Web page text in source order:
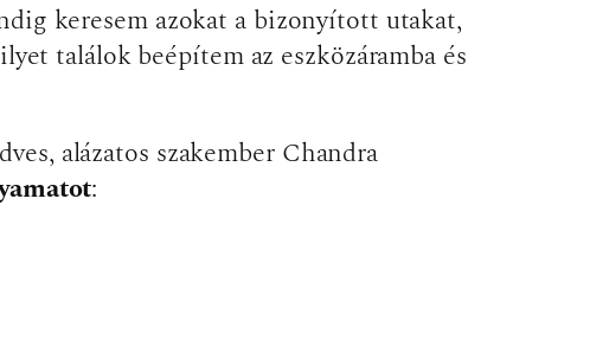
keresem azokat a bizonyított utakat,
találok beépítem az eszközáramba és
alázatos szakember Chandra
: